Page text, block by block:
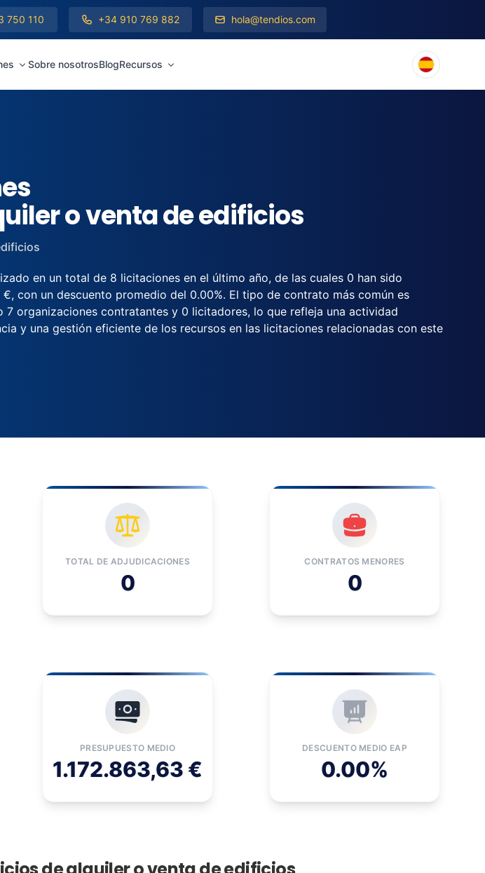
750 110 +34 910 769 882 hola@tendios.com
Sobre nosotrosBlogRecursos
o venta de edificios
en un total de 8 licitaciones en el último año, de las cuales 0 han sido
con un descuento promedio del 0.00%. El tipo de contrato más común es
organizaciones contratantes y 0 licitadores, lo que refleja una actividad
y una gestión eficiente de los recursos en las licitaciones relacionadas con este
TOTAL DE ADJUDICACIONES
0
CONTRATOS MENORES
0
PRESUPUESTO MEDIO
1.172.863,63 €
DESCUENTO MEDIO EAP
0.00%